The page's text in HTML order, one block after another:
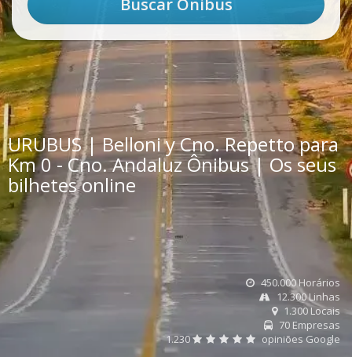
URUBUS | Belloni y Cno. Repetto para
Km 0 - Cno. Andaluz Ônibus | Os seus
bilhetes online
450.000 Horários
12.300 Linhas
1.300 Locais
70 Empresas
1.230
opiniões Google